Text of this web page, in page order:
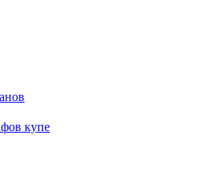
купе